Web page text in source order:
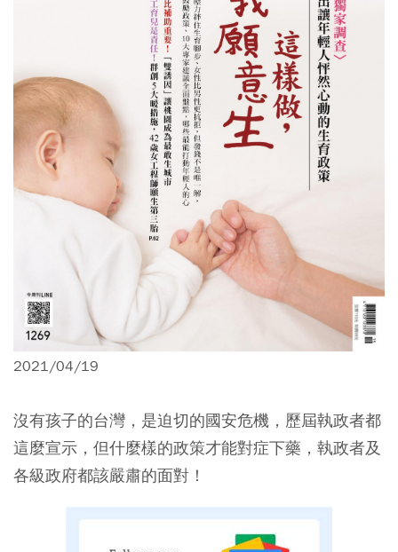
2021/04/19
沒有孩子的台灣，是迫切的國安危機，歷屆執政者都
這麼宣示，但什麼樣的政策才能對症下藥，執政者及
各級政府都該嚴肅的面對！